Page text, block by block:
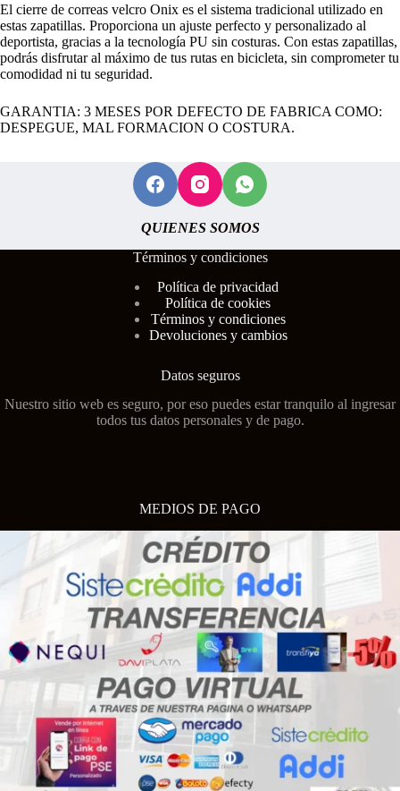
El cierre de correas velcro Onix es el sistema tradicional utilizado en
estas zapatillas. Proporciona un ajuste perfecto y personalizado al
deportista, gracias a la tecnología PU sin costuras. Con estas zapatillas,
podrás disfrutar al máximo de tus rutas en bicicleta, sin comprometer tu
comodidad ni tu seguridad.
GARANTIA: 3 MESES POR DEFECTO DE FABRICA COMO:
DESPEGUE, MAL FORMACION O COSTURA.
QUIENES SOMOS
Términos y condiciones
Política de privacidad
Política de cookies
Términos y condiciones
Devoluciones y cambios
Datos seguros
Nuestro sitio web es seguro, por eso puedes estar tranquilo al ingresar
todos tus datos personales y de pago.
MEDIOS DE PAGO